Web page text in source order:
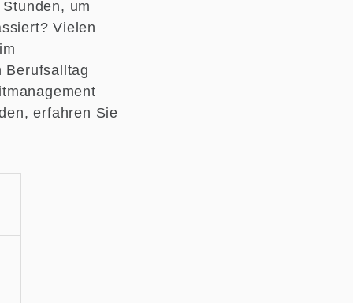
um
Vielen
Berufsalltag
erfahren Sie